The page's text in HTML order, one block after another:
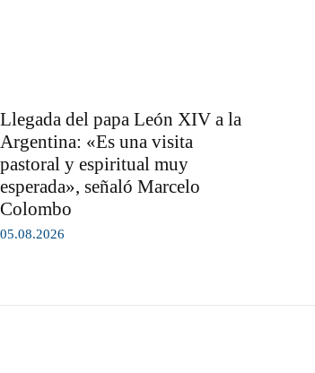
Llegada del papa León XIV a la
Argentina: «Es una visita
pastoral y espiritual muy
esperada», señaló Marcelo
Colombo
05.08.2026